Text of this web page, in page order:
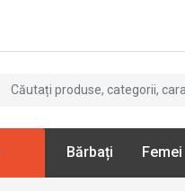
Bărbați Femei